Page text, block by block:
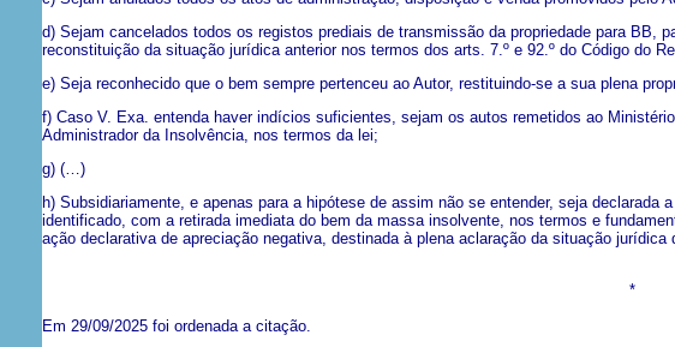
d) Sejam cancelados todos os registos prediais de transmissão da propriedade para BB,
reconstituição da situação jurídica anterior nos termos dos arts. 7.º e 92.º do Código do
e) Seja reconhecido que o bem sempre pertenceu ao Autor, restituindo-se a sua plena
f) Caso V. Exa. entenda haver indícios suficientes, sejam os autos remetidos ao
Administrador da Insolvência, nos termos da lei;
g) (…)
h) Subsidiariamente, e apenas para a hipótese de assim não se entender, seja declarada
identificado, com a retirada imediata do bem da massa insolvente, nos termos e
ação declarativa de apreciação negativa, destinada à plena aclaração da situação
*
Em 29/09/2025 foi ordenada a citação.